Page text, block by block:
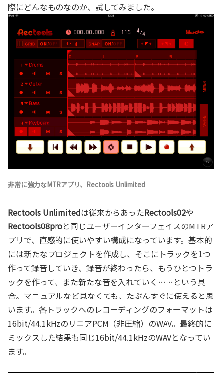
際にどんなものなのか、試してみました。
非常に強力なMTRアプリ、Rectools Unlimited
Rectools Unlimitedは従来からあったRectools02や
Rectools08proと同じユーザーインターフェイスのMTRア
プリで、直感的に使いやすい構成になっています。基本的
には新たなプロジェクトを作成し、そこにトラックを1つ
作って録音していき、録音が終わったら、もうひとつトラ
ックを作って、また新たな音を入れていく……という具
合。マニュアルなど見なくても、たぶんすぐに使えると思
います。各トラックへのレコーディングのフォーマットは
16bit/44.1kHzのリニアPCM（非圧縮）のWAV。最終的に
ミックスした結果も同じ16bit/44.1kHzのWAVとなってい
ます。